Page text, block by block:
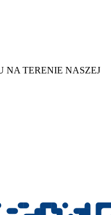
NA TERENIE NASZEJ